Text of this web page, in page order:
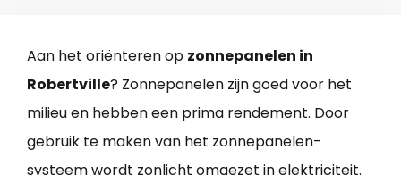
Aan het oriënteren op zonnepanelen in
Robertville? Zonnepanelen zijn goed voor het
milieu en hebben een prima rendement. Door
gebruik te maken van het zonnepanelen-
systeem wordt zonlicht omgezet in elektriciteit.